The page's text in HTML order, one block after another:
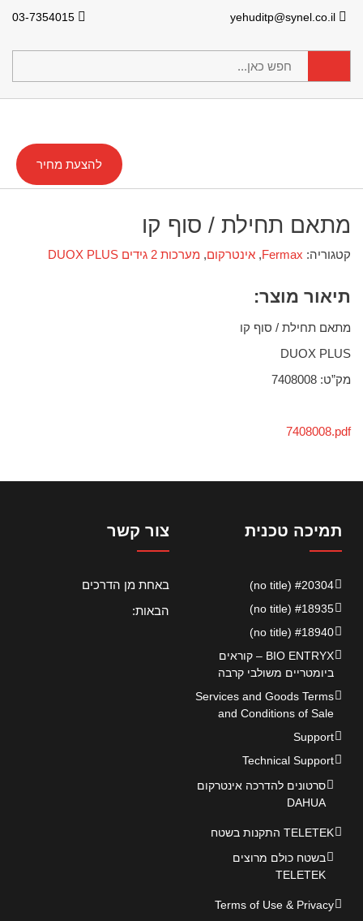
להצעת מחיר
מתאם תחילת / סוף קו
קטגוריה: Fermax
, אינטרקום, מערכות 2 גידים DUOX PLUS
תיאור מוצר:
מתאם תחילת / סוף קו
DUOX PLUS
מק”ט: 7408008
7408008.pdf
צור קשר
באחת מן הדרכים
הבאות:
תמיכה טכנית
#20304 (no title)
#18935 (no title)
#18940 (no title)
BIO ENTRYX – קוראים
ביומטריים משולבי קרבה
Services and Goods Terms
and Conditions of Sale
Support
Technical Support
סרטונים להדרכה אינטרקום
DAHUA
TELETEK התקנות בשטח
בשטח כולם מרוצים
TELETEK
Terms of Use & Privacy